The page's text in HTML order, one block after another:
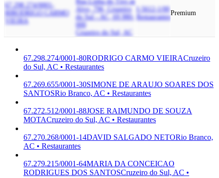
67.298.274/0001-
80 RODRIGO CARMO
VIEIRA
Alvo, 796, Cruzeiro
do Sul - AC, 69.980-
000
Cruzeiro do Sul, AC
I-5612-1/00
Restaurantes
Premium
67.298.274/0001-80RODRIGO CARMO VIEIRACruzeiro
do Sul, AC • Restaurantes
67.269.655/0001-30SIMONE DE ARAUJO SOARES DOS
SANTOSRio Branco, AC • Restaurantes
67.272.512/0001-88JOSE RAIMUNDO DE SOUZA
MOTACruzeiro do Sul, AC • Restaurantes
67.270.268/0001-14DAVID SALGADO NETORio Branco,
AC • Restaurantes
67.279.215/0001-64MARIA DA CONCEICAO
RODRIGUES DOS SANTOSCruzeiro do Sul, AC •